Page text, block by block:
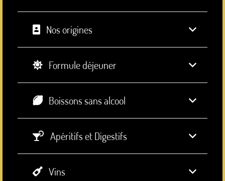
Nos origines
Formule déjeuner
Boissons sans alcool
Apéritifs et Digestifs
Vins